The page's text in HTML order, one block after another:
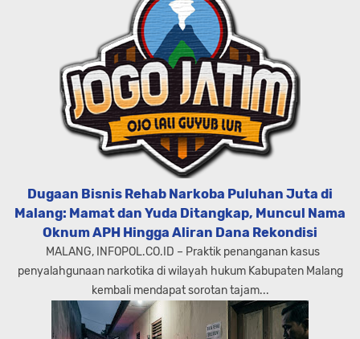
Dugaan Bisnis Rehab Narkoba Puluhan Juta di
Malang: Mamat dan Yuda Ditangkap, Muncul Nama
Oknum APH Hingga Aliran Dana Rekondisi
MALANG, INFOPOL.CO.ID – Praktik penanganan kasus
penyalahgunaan narkotika di wilayah hukum Kabupaten Malang
kembali mendapat sorotan tajam...